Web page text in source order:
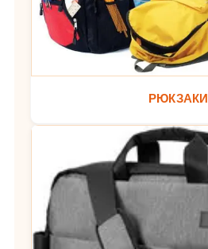
РЮКЗАКИ